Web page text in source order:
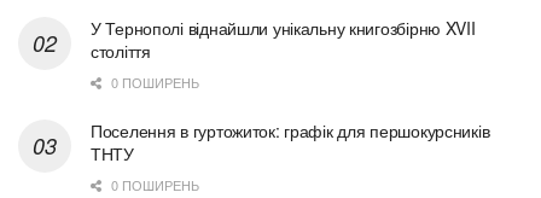
У Тернополі віднайшли унікальну книгозбірню XVII
століття
0 ПОШИРЕНЬ
Поселення в гуртожиток: графік для першокурсників
ТНТУ
0 ПОШИРЕНЬ